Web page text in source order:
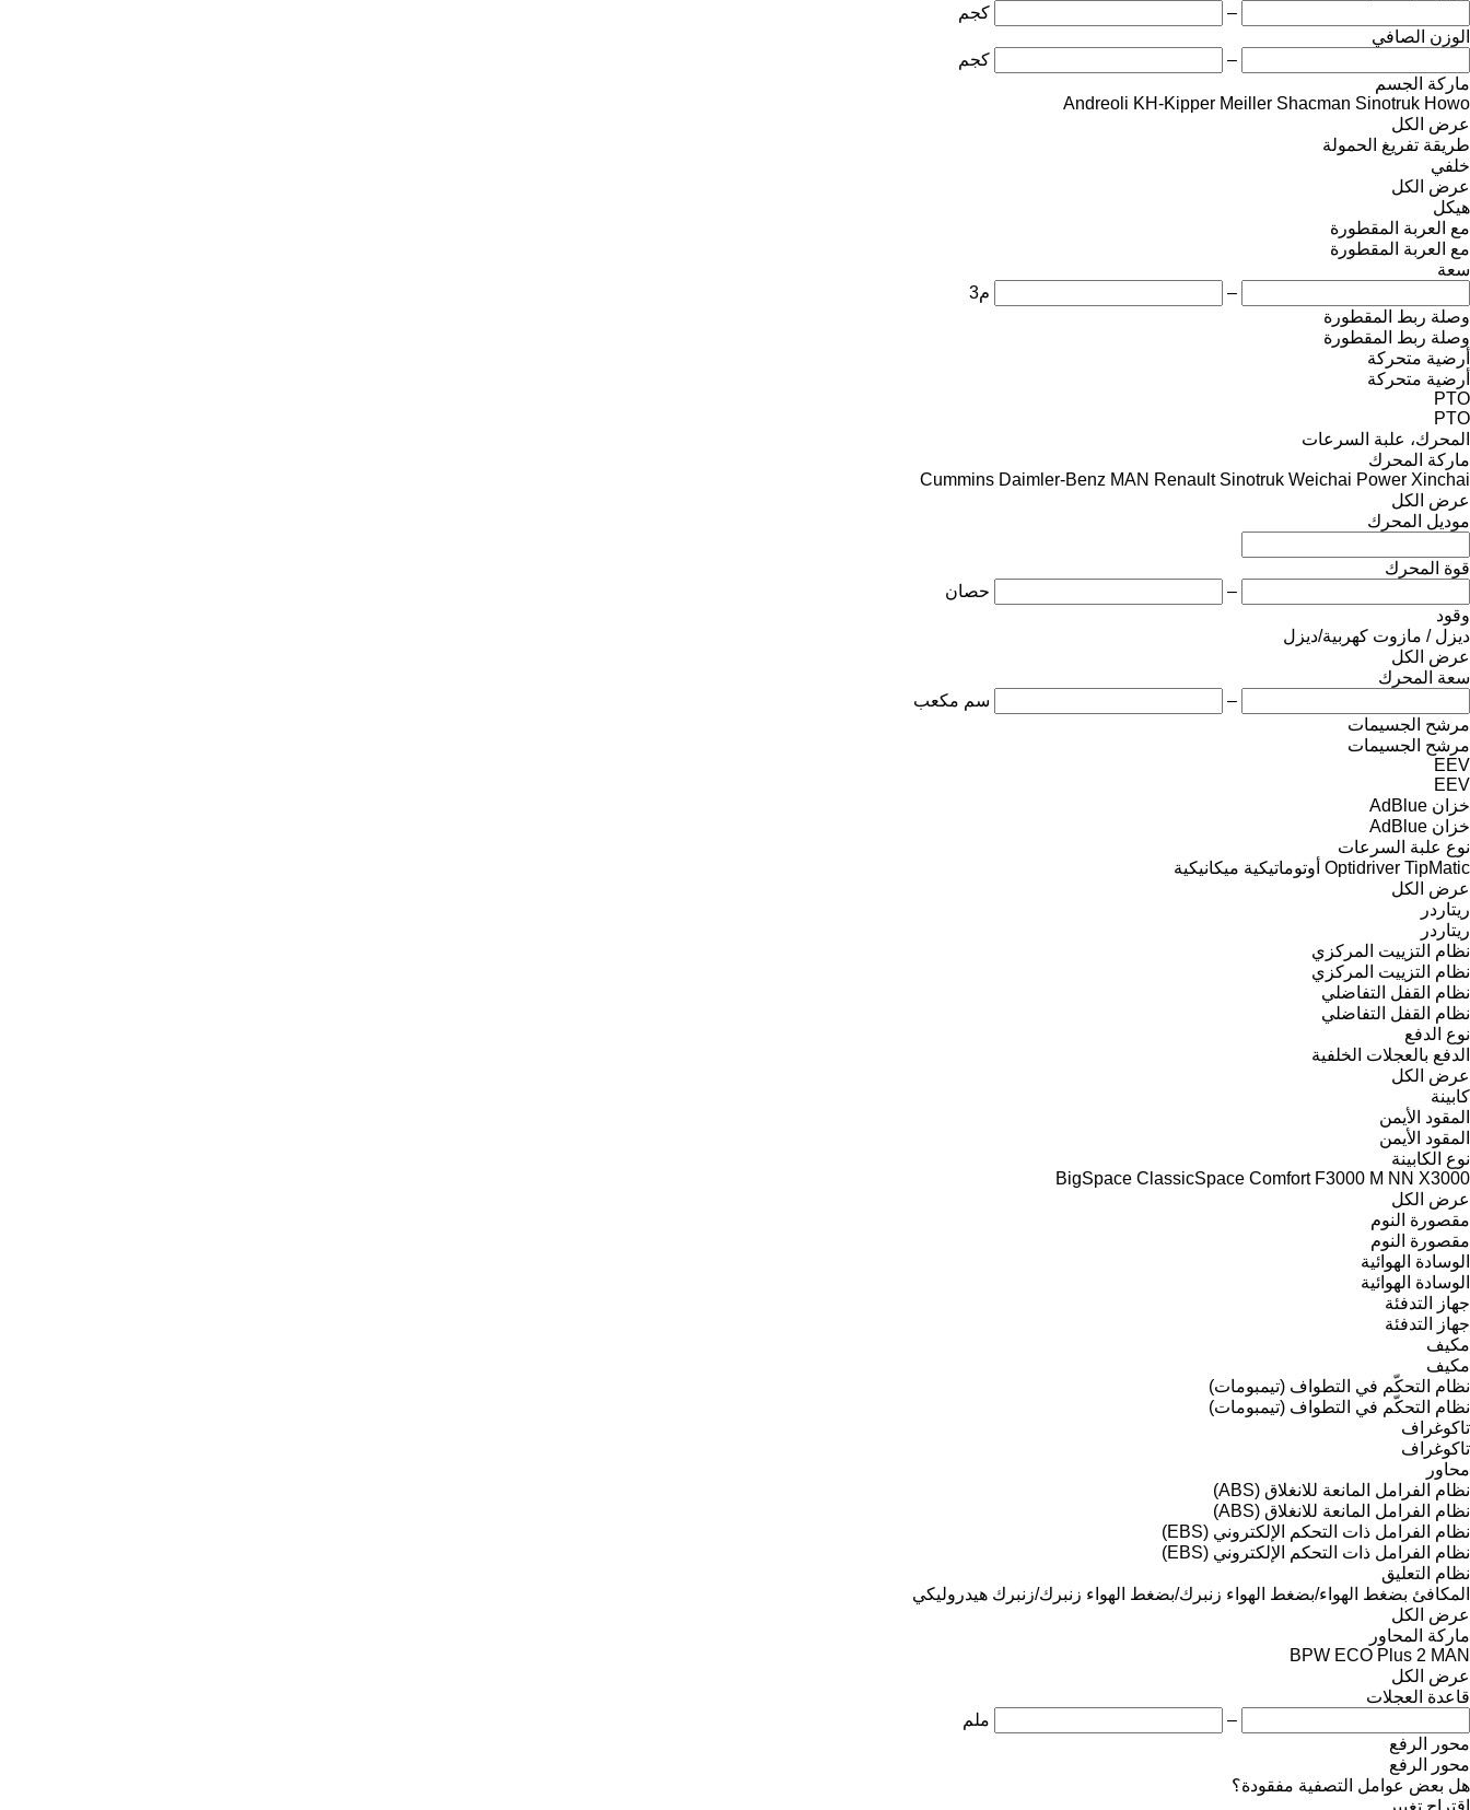
–
كجم
الوزن الصافي
–
كجم
ماركة الجسم
Andreoli KH-Kipper Meiller Shacman Sinotruk Howo
عرض الكل
طريقة تفريغ الحمولة
خلفي
عرض الكل
هيكل
مع العربة المقطورة
مع العربة المقطورة
سعة
–
م3
وصلة ربط المقطورة
وصلة ربط المقطورة
أرضية متحركة
أرضية متحركة
PTO
PTO
المحرك، علبة السرعات
ماركة المحرك
Cummins Daimler-Benz MAN Renault Sinotruk Weichai Power Xinchai
عرض الكل
موديل المحرك
قوة المحرك
–
حصان
وقود
ديزل / مازوت كهربية/ديزل
عرض الكل
سعة المحرك
–
سم مكعب
مرشح الجسيمات
مرشح الجسيمات
EEV
EEV
خزان AdBlue
خزان AdBlue
نوع علبة السرعات
Optidriver TipMatic أوتوماتيكية ميكانيكية
عرض الكل
ريتاردر
ريتاردر
نظام التزييت المركزي
نظام التزييت المركزي
نظام القفل التفاضلي
نظام القفل التفاضلي
نوع الدفع
الدفع بالعجلات الخلفية
عرض الكل
كابينة
المقود الأيمن
المقود الأيمن
نوع الكابينة
BigSpace ClassicSpace Comfort F3000 M NN X3000
عرض الكل
مقصورة النوم
مقصورة النوم
الوسادة الهوائية
الوسادة الهوائية
جهاز التدفئة
جهاز التدفئة
مكيف
مكيف
نظام التحكّم في التطواف (تيمبومات)
نظام التحكّم في التطواف (تيمبومات)
تاكوغراف
تاكوغراف
محاور
نظام الفرامل المانعة للانغلاق (ABS)
نظام الفرامل المانعة للانغلاق (ABS)
نظام الفرامل ذات التحكم الإلكتروني (EBS)
نظام الفرامل ذات التحكم الإلكتروني (EBS)
نظام التعليق
المكافئ بضغط الهواء/بضغط الهواء زنبرك/بضغط الهواء زنبرك/زنبرك هيدروليكي
عرض الكل
ماركة المحاور
BPW ECO Plus 2 MAN
عرض الكل
قاعدة العجلات
–
ملم
محور الرفع
محور الرفع
هل بعض عوامل التصفية مفقودة؟
اقتراح تغيير